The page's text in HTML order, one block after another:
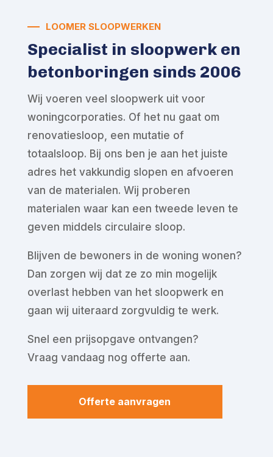
LOOMER SLOOPWERKEN
Specialist in sloopwerk en
betonboringen sinds 2006
Wij voeren veel sloopwerk uit voor
woningcorporaties. Of het nu gaat om
renovatiesloop, een mutatie of
totaalsloop. Bij ons ben je aan het juiste
adres het vakkundig slopen en afvoeren
van de materialen. Wij proberen
materialen waar kan een tweede leven te
geven middels circulaire sloop.
Blijven de bewoners in de woning wonen?
Dan zorgen wij dat ze zo min mogelijk
overlast hebben van het sloopwerk en
gaan wij uiteraard zorgvuldig te werk.
Snel een prijsopgave ontvangen?
Vraag vandaag nog offerte aan.
Offerte aanvragen